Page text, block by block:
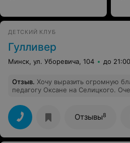
ДЕТСКИЙ КЛУБ
Гулливер
Минск, ул. Уборевича, 104 до 21:00
Отзыв. Хочу выразить огромную
педагогу Оксане на Селицкого.
чётко и правильно повторяет за
что не может меня не радовать.
весело, непринуждённо, в
атмосфере. Очень рекомендую
спасибо вам,за ваш труд, Оксана!
Отзывы8